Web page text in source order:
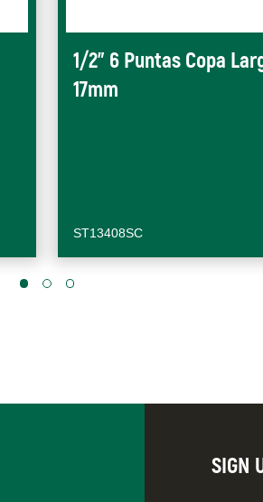
1/2" 6 Puntas Copa
17mm
ST13408SC
SIGN